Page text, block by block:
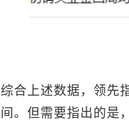
综合上述数据，领先
间。但需要指出的是